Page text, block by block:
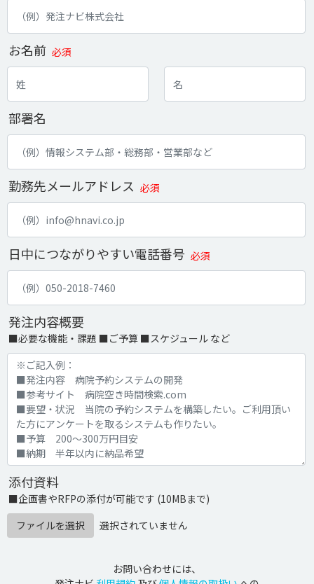
お名前 必須
部署名
勤務先メールアドレス 必須
日中につながりやすい電話番号 必須
発注内容概要
■必要な機能・課題 ■ご予算 ■スケジュール など
添付資料
■企画書やRFPの添付が可能です (10MBまで)
ファイルを選択
選択されていません
お問い合わせには、